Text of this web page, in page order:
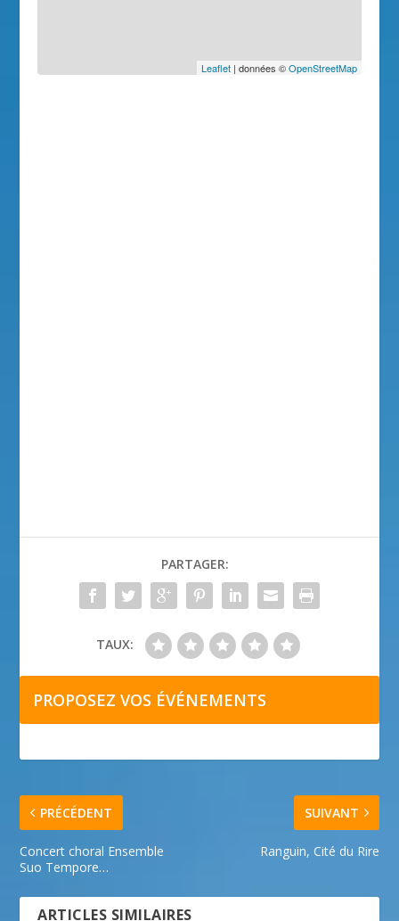
Leaflet| données ©OpenStreetMap
PARTAGER:
TAUX:
PROPOSEZ VOS ÉVÉNEMENTS
PRÉCÉDENT
Concert choral Ensemble
Suo Tempore…
SUIVANT
Ranguin, Cité du Rire
ARTICLES SIMILAIRES